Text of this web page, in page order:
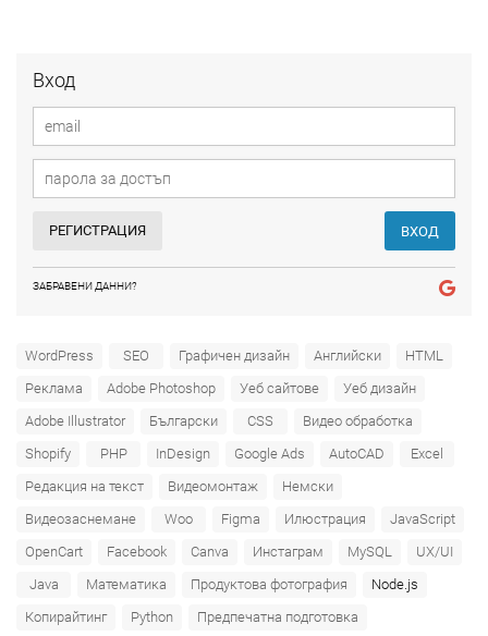
Вход
РЕГИСТРАЦИЯ ВХОД
ЗАБРАВЕНИ ДАННИ?
WordPress SEO Графичен дизайн Английски
HTML
Реклама
Adobe Photoshop Уеб сайтове
Уеб дизайн
Adobe Illustrator
Български CSS
Видео обработка
Shopify
PHP InDesign Google Ads AutoCAD
Excel
Редакция на текст
Видеомонтаж
Немски
Видеозаснемане
Woo Figma Илюстрация
JavaScript
OpenCart
Facebook Canva Инстаграм MySQL
UX/UI
Java
Математика Продуктова фотография
Node.js
Копирайтинг
Python
Предпечатна подготовка